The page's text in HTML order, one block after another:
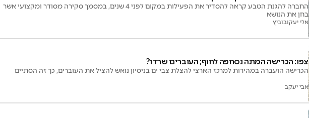
החברה להגנת הטבע קראה להסדיר את הפעילות במקום לפני 4 שנים, במסמך סקירה מסודר ומקצועי אשר
בחן את הנושא
אלי יעקובוביץ
צפו: הכרישה המתה נסחפה לחוף; העוברים שרדו?
הכרישה הועברה במהירות למרכז הארצי להצלת צבי ים בניסיון נואש להציל את העוברים, כך זה הסתיים
אבי יעקב